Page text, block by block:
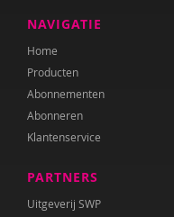
NAVIGATIE
Home
Producten
Abonnementen
Abonneren
Klantenservice
PARTNERS
Uitgeverij SWP